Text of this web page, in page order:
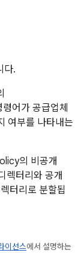
다.
어가 공급업체
여부를 나타내는
의 비공개
렉터리와 공개
터리로 분할됩
이선스에서 설명하는